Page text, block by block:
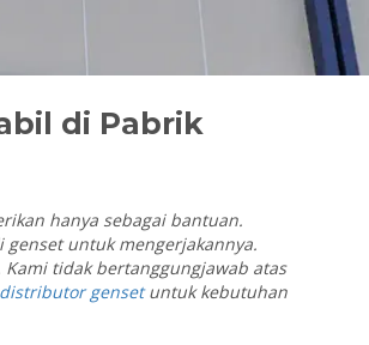
di Pabrik
hanya sebagai bantuan.
untuk mengerjakannya.
tidak bertanggungjawab atas
distributor gensetuntuk kebutuhan